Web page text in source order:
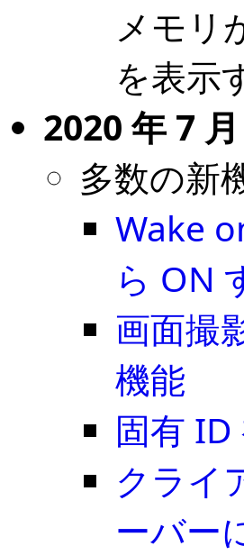
メモリ
を表示
2020 年 7
多数の新
Wake
ら ON
画面撮
機能
固有
クライ
ーバー